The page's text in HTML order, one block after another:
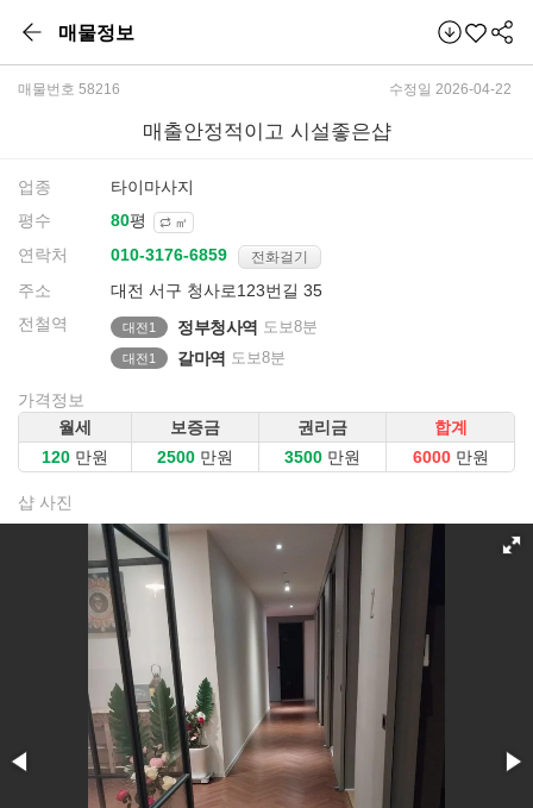
매물정보
매물번호 58216 수정일 2026-04-22
매출안정적이고 시설좋은샵
업종
타이마사지
평수
평 ㎡
연락처 전화걸기
주소
대전 서구 청사로123번길 35
전철역
대전1 정부청사역 도보8분
대전1 갈마역 도보8분
가격정보
월세
보증금 권리금
합계
만원
만원 만원 만원
샵 사진